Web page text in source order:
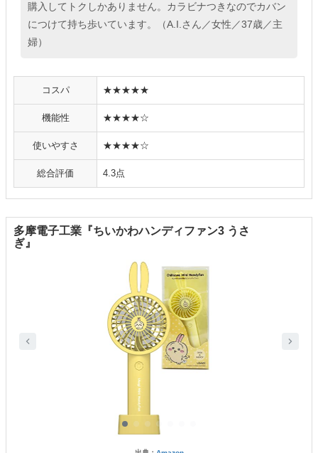
購入してトクしかありません。カラビナつきなのでカバン
につけて持ち歩いています。（A.I.さん／女性／37歳／主
婦）
コスパ ★★★★★
機能性 ★★★★☆
使いやすさ ★★★★☆
総合評価 4.3点
多摩電子工業『ちいかわハンディファン3 うさ
ぎ』